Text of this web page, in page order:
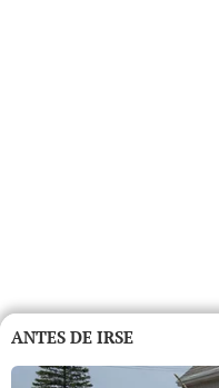
ANTES DE IRSE